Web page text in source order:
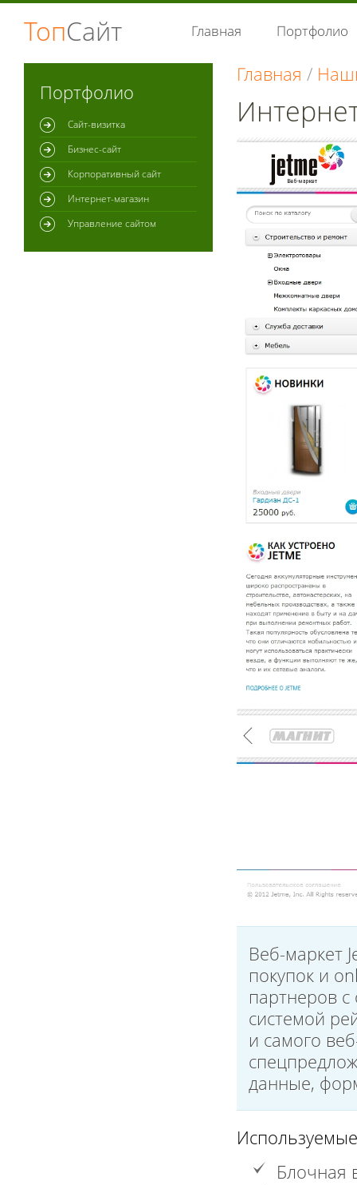
ТопСайт Главная Портфолио
Портфолио
Сайт-визитка
Бизнес-сайт
Корпоративный сайт
Интернет-магазин
Управление сайтом
Главная
Веб-маркет
покупок и
партнеров
системой
и самого
данные,
Блочная